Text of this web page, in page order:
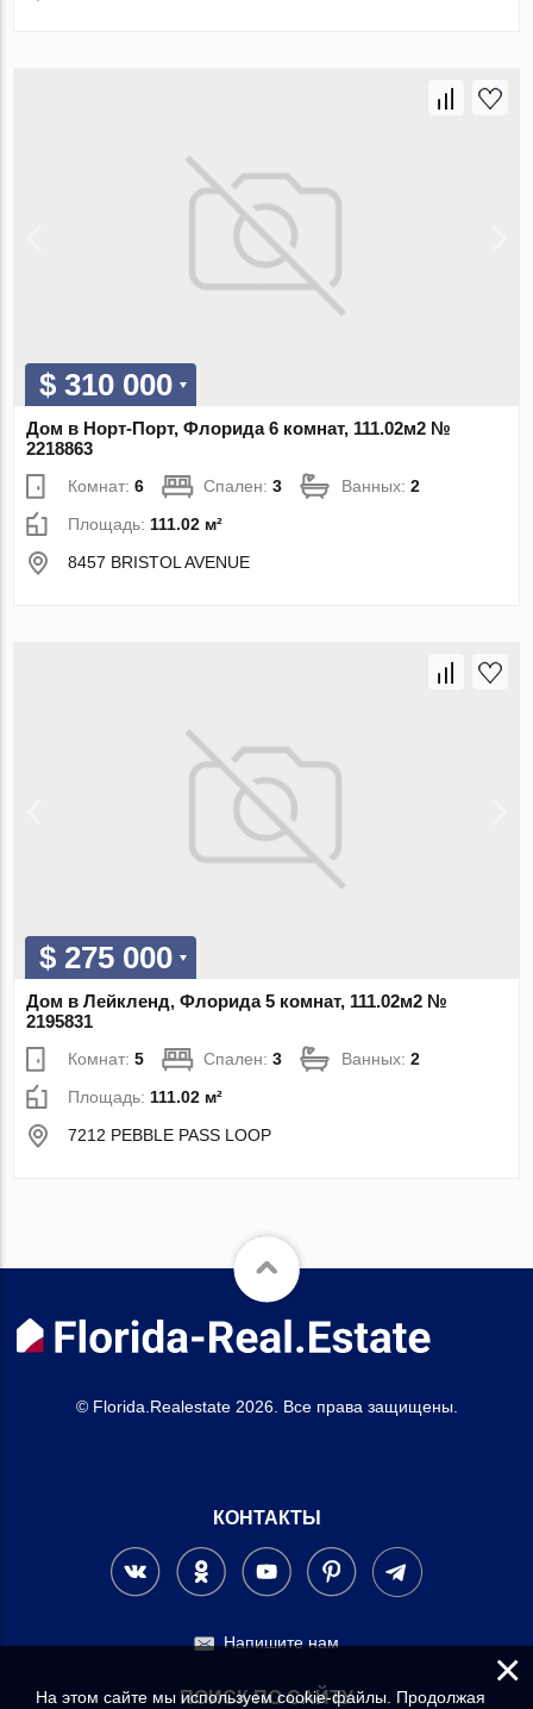
$ 310 000
Дом в Норт-Порт, Флорида 6 комнат, 111.02м2 №
2218863
Комнат:6 Спален:3 Ванных:2
Площадь: 111.02 м²
8457 BRISTOL AVENUE
$ 275 000
Дом в Лейкленд, Флорида 5 комнат, 111.02м2 №
2195831
Комнат:5 Спален:3 Ванных:2
Площадь:111.02 м²
7212 PEBBLE PASS LOOP
© Florida.Realestate 2026. Все права защищены.
КОНТАКТЫ
Напишите нам
ПОИСК ПО САЙТУ
×
На этом сайте мы используем cookie-файлы. Продолжая